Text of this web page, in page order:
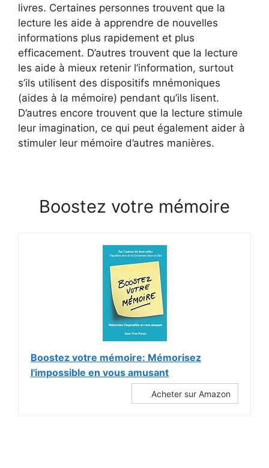
livres. Certaines personnes trouvent que la
lecture les aide à apprendre de nouvelles
informations plus rapidement et plus
efficacement. D’autres trouvent que la lecture
les aide à mieux retenir l’information, surtout
s’ils utilisent des dispositifs mnémoniques
(aides à la mémoire) pendant qu’ils lisent.
D’autres encore trouvent que la lecture stimule
leur imagination, ce qui peut également aider à
stimuler leur mémoire d’autres manières.
Boostez votre mémoire
Boostez votre mémoire: Mémorisez
l'impossible en vous amusant
Acheter sur Amazon